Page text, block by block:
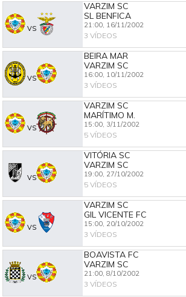
VS
VARZIM SC
SL BENFICA
21:00, 16/11/2002
3 VÍDEOS
VS
BEIRA MAR
VARZIM SC
16:00, 10/11/2002
3 VÍDEOS
VS
VARZIM SC
MARÍTIMO M.
15:00, 3/11/2002
5 VÍDEOS
VS
VITÓRIA SC
VARZIM SC
19:00, 27/10/2002
5 VÍDEOS
VS
VARZIM SC
GIL VICENTE FC
15:00, 20/10/2002
3 VÍDEOS
VS
BOAVISTA FC
VARZIM SC
21:00, 8/10/2002
3 VÍDEOS